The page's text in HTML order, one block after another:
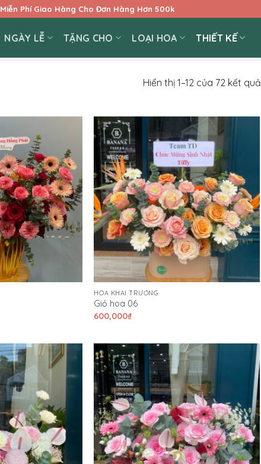
Miễn Phí Giao Hàng Cho Đơn Hàng Hơn 500k
NGÀY LỄ TẶNG CHO LOẠI HOA THIẾT KẾ
Hiển thị 1–12 của 72 kết quả
HOA KHAI TRƯƠNG
Giỏ hoa 06
600,000₫